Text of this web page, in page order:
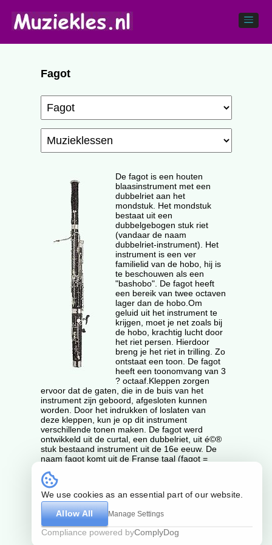
Fagot
De fagot is een houten
blaasinstrument met een
dubbelriet aan het
mondstuk. Het mondstuk
bestaat uit een
dubbelgebogen stuk riet
(vandaar de naam
dubbelriet-instrument). Het
instrument is een ver
familielid van de hobo, hij is
te beschouwen als een
"bashobo". De fagot heeft
een bereik van twee octaven
lager dan de hobo.Om
geluid uit het instrument te
krijgen, moet je net zoals bij
de hobo, krachtig lucht door
het riet persen. Hierdoor
breng je het riet in trilling. Zo
ontstaat een toon. De fagot
heeft een toonomvang van 3
? octaaf.Kleppen zorgen
ervoor dat de gaten, die in de buis van het
instrument zijn geboord, afgesloten kunnen
worden. Door het indrukken of loslaten van
deze kleppen, kun je op dit instrument
verschillende tonen maken. De fagot werd
ontwikkeld uit de curtal, een dubbelriet, uit é©®
stuk bestaand instrument uit de 16e eeuw. De
naam fagot komt uit de Franse taal (fagot =
heeft van bijna 3 meter, hebben de bouwers het
dubbelgevouwen, en heeft nu een lengte van
1,3 meter. De fagot is het laagst klinkende
instrument van de houten blaasinstrumenten.
We use cookies as an essential part of our website.
Allow All
Manage Settings
Compliance powered byComplyDog